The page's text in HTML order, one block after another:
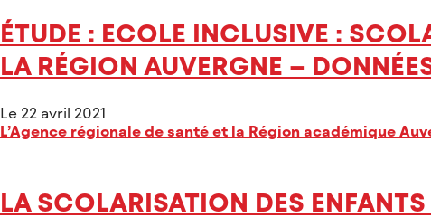
ÉTUDE : ECOLE INCLUSIVE :
LA RÉGION AUVERGNE –
Le 22 avril 2021
L’Agence régionale de santé et la Région académique
LA SCOLARISATION DES